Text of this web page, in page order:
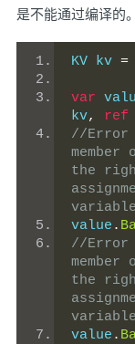
是不能通过编译的。
KV kv =
var
kv, ref
//Error	CS8332	Cannot assign to a
the
variable
value .
//Error	CS8332	Cannot assign to a
the
variable
value .